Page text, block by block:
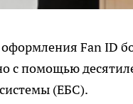
Fan ID
помощью
(ЕБС).